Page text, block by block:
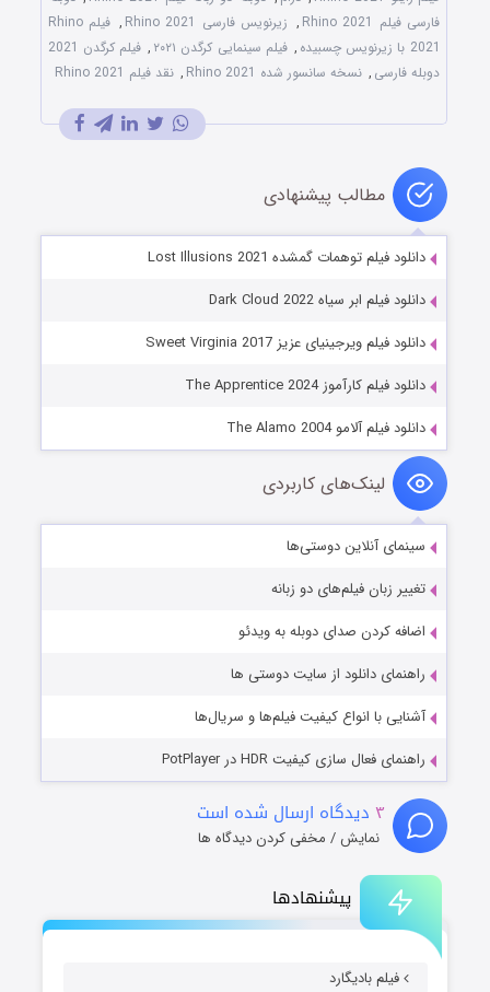
پیشنهادها
فیلم بادیگارد
فارسی فیلم Rhino 2021
, زیرنویس فارسی Rhino 2021 ,
فیلم Rhino
2021 با زیرنویس چسبیده
, فیلم سینمایی کرگدن ۲۰۲۱ ,
فیلم کرگدن 2021
دوبله فارسی , نسخه سانسور شده Rhino 2021 , نقد فیلم Rhino 2021
مطالب پیشنهادی
دانلود فیلم توهمات گمشده Lost Illusions 2021
دانلود فیلم ابر سیاه Dark Cloud 2022
دانلود فیلم ویرجینیای عزیز Sweet Virginia 2017
دانلود فیلم کارآموز The Apprentice 2024
دانلود فیلم آلامو The Alamo 2004
لینک‌های کاربردی
سینمای آنلاین دوستی‌ها
تغییر زبان فیلم‌های دو زبانه
اضافه کردن صدای دوبله به ویدئو
راهنمای دانلود از سایت دوستی ها
آشنایی با انواع کیفیت فیلم‌ها و سریال‌ها
راهنمای فعال سازی کیفیت HDR در PotPlayer
۳ دیدگاه ارسال شده است
نمایش / مخفی کردن دیدگاه ها